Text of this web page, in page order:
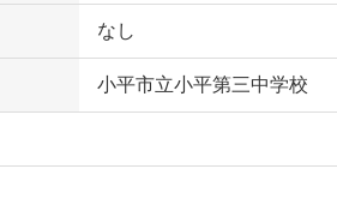
なし
小平市立小平第三中学校